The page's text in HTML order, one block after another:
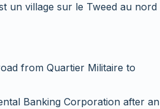
un village sur le Tweed au nord
from Quartier Militaire to
Banking Corporation after an